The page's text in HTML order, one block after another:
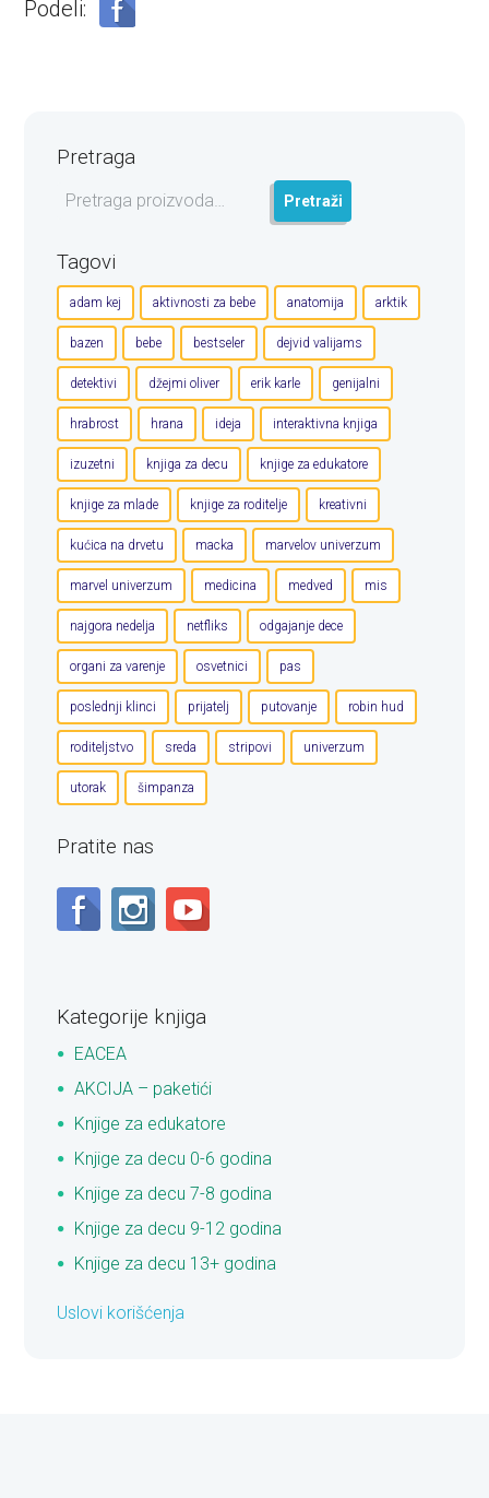
Podeli:
Pretraga
Pretraga
Pretraži
Tagovi
adam kej aktivnosti za bebe anatomija arktik
bazen bebe bestseler dejvid valijams
detektivi džejmi oliver erik karle genijalni
hrabrost hrana ideja interaktivna knjiga
izuzetni knjiga za decu knjige za edukatore
knjige za mlade knjige za roditelje kreativni
kućica na drvetu macka marvelov univerzum
marvel univerzum medicina medved mis
najgora nedelja netfliks odgajanje dece
organi za varenje osvetnici pas
poslednji klinci prijatelj putovanje robin hud
roditeljstvo sreda stripovi univerzum
utorak šimpanza
Pratite nas
Kategorije knjiga
EACEA
AKCIJA – paketići
Knjige za edukatore
Knjige za decu 0-6 godina
Knjige za decu 7-8 godina
Knjige za decu 9-12 godina
Knjige za decu 13+ godina
Uslovi korišćenja